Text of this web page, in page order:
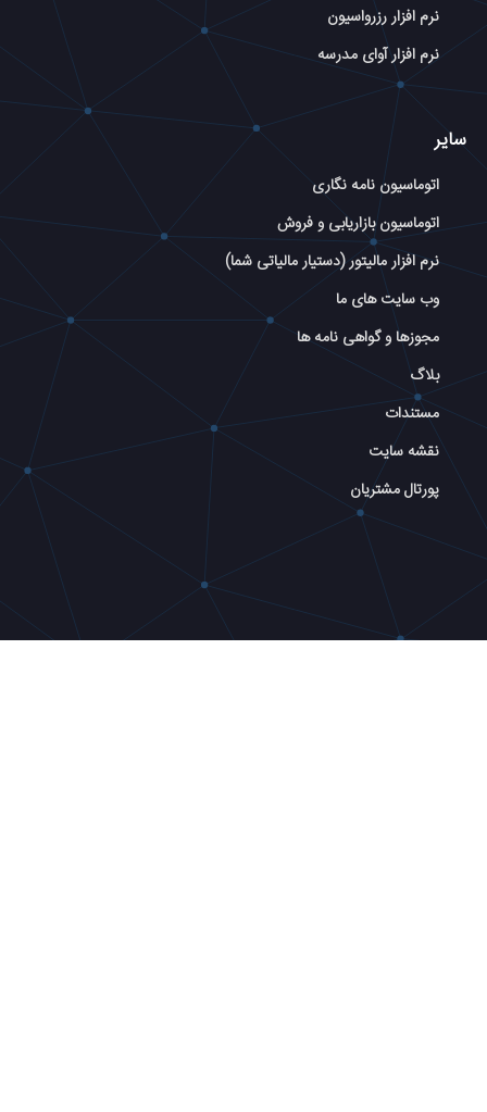
نرم افزار رزرواسیون
نرم افزار آوای مدرسه
سایر
اتوماسیون نامه نگاری
اتوماسیون بازاریابی و فروش
نرم افزار مالیتور (دستیار مالیاتی شما)
وب سایت های ما
مجوزها و گواهی نامه ها
بلاگ
مستندات
نقشه سایت
پورتال مشتریان